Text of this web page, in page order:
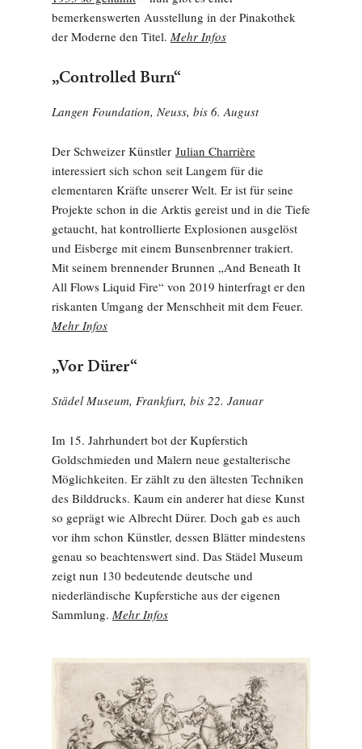
bemerkenswerten Ausstellung in der Pinakothek
der Moderne den Titel. Mehr Infos
„Controlled Burn“
Langen Foundation, Neuss, bis 6. August
Der Schweizer Künstler Julian Charrière
interessiert sich schon seit Langem für die
elementaren Kräfte unserer Welt. Er ist für seine
Projekte schon in die Arktis gereist und in die Tiefe
getaucht, hat kontrollierte Explosionen ausgelöst
und Eisberge mit einem Bunsenbrenner trakiert.
Mit seinem brennender Brunnen „And Beneath It
All Flows Liquid Fire“ von 2019 hinterfragt er den
riskanten Umgang der Menschheit mit dem Feuer.
Mehr Infos
„Vor Dürer“
Städel Museum, Frankfurt, bis 22. Januar
Im 15. Jahrhundert bot der Kupferstich
Goldschmieden und Malern neue gestalterische
Möglichkeiten. Er zählt zu den ältesten Techniken
des Bilddrucks. Kaum ein anderer hat diese Kunst
so geprägt wie Albrecht Dürer. Doch gab es auch
vor ihm schon Künstler, dessen Blätter mindestens
genau so beachtenswert sind. Das Städel Museum
zeigt nun 130 bedeutende deutsche und
niederländische Kupferstiche aus der eigenen
Sammlung. Mehr Infos